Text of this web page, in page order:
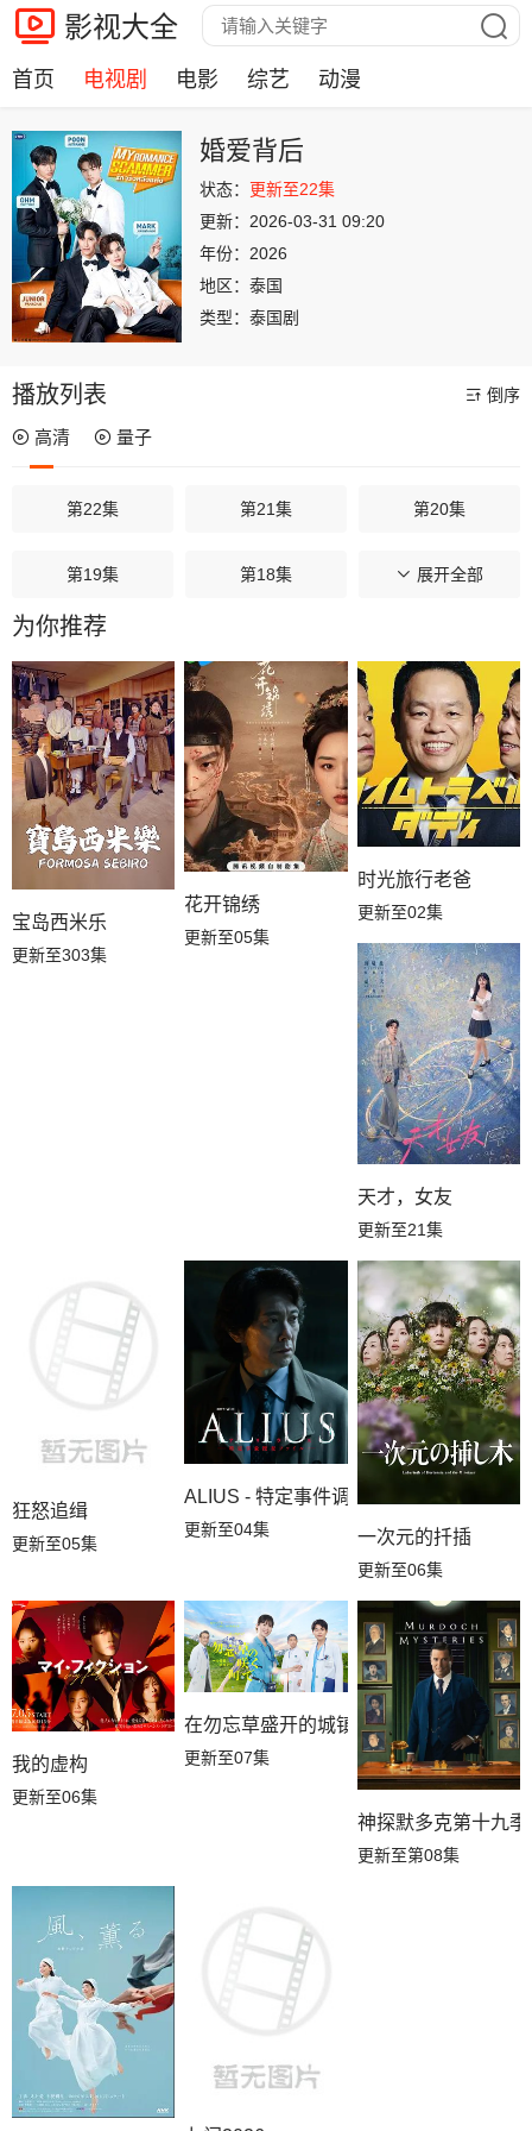
影视大全
首页 电视剧 电影 综艺 动漫
婚爱背后
状态： 更新至22集
更新： 2026-03-31 09:20
年份： 2026
地区： 泰国
类型： 泰国剧
播放列表 倒序
高清 量子
第22集 第21集 第20集
第19集 第18集 第17集
第16集
第13集 第12集 第11集
第10集 第09集 第08集
第07集 第06集 第05集
第03集 第02集
第01集
展开全部
为你推荐
宝岛西米乐
更新至303集
花开锦绣
更新至05集
时光旅行老爸
更新至02集
天才，女友
更新至21集
狂怒追缉
更新至05集
ALIUS - 特定事件调查档案 -
更新至04集 一次元的扦插
更新至06集
我的虚构
更新至06集
在勿忘草盛开的城镇 ～安昙野诊疗记～
更新至07集
神探默多克第十九季
更新至第08集